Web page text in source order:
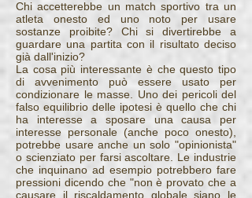
Chi accetterebbe un match sportivo tra un
atleta onesto ed uno noto per usare
sostanze proibite? Chi si divertirebbe a
guardare una partita con il risultato deciso
già dall'inizio?
La cosa più interessante è che questo tipo
di avvenimento può essere usato per
condizionare le masse. Uno dei pericoli del
falso equilibrio delle ipotesi è quello che chi
ha interesse a sposare una causa per
interesse personale (anche poco onesto),
potrebbe usare anche un solo "opinionista"
o scienziato per farsi ascoltare. Le industrie
che inquinano ad esempio potrebbero fare
pressioni dicendo che "non è provato che a
causare il riscaldamento globale siano le